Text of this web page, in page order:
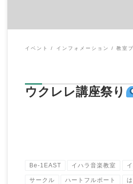
イベント インフォメーション 教室
ウクレレ講座祭り
Be-1EAST イハラ音楽教室
サークル ハートフルポート